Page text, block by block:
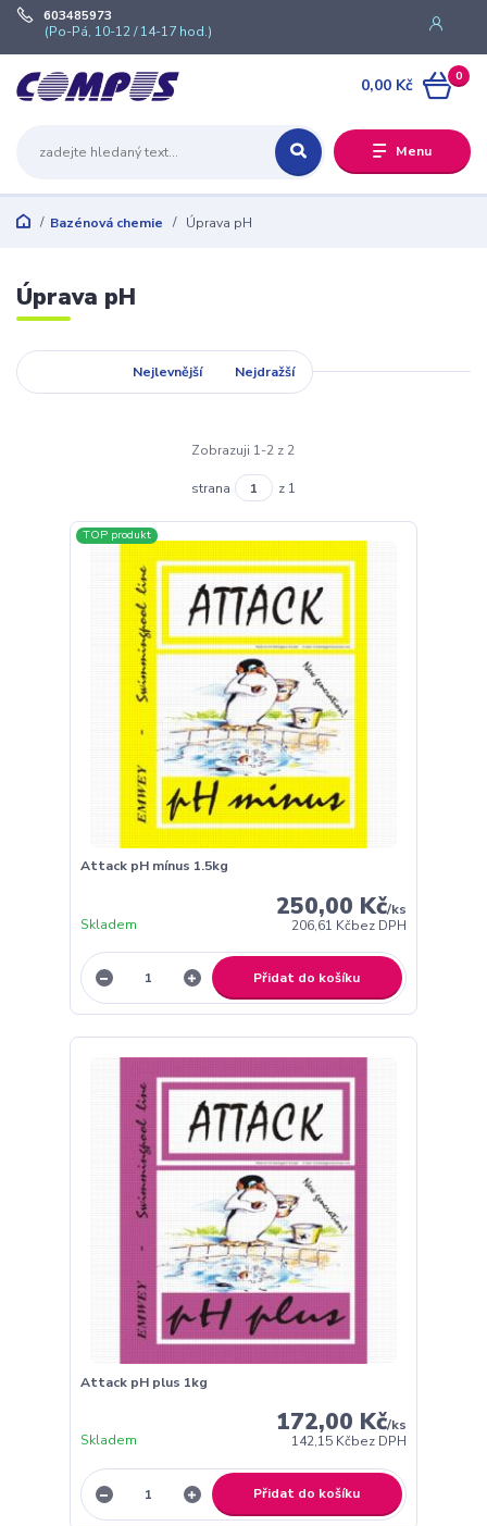
Menu
603485973
(Po-Pá, 10-12 / 14-17 hod.)
0
0,00 Kč
Bazénová chemie Úprava pH
Úprava pH
Nejlevnější Nejdražší
Zobrazuji 1-2 z 2
strana z 1
TOP produkt
Attack pH mínus 1.5kg
250,00 Kč/ks
206,61 Kčbez DPH
Skladem
Přidat do košíku
Attack pH plus 1kg
172,00 Kč/ks
142,15 Kčbez DPH
Skladem
Přidat do košíku